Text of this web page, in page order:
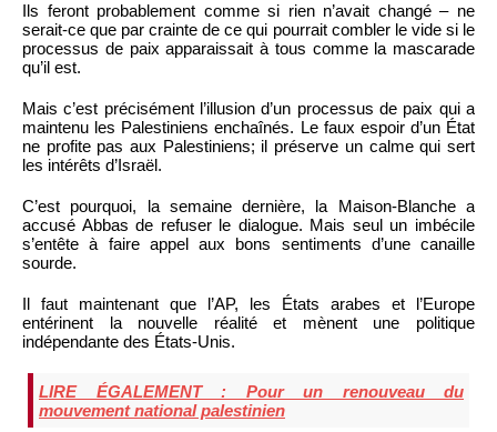
Ils feront probablement comme si rien n’avait changé – ne
serait-ce que par crainte de ce qui pourrait combler le vide si le
processus de paix apparaissait à tous comme la mascarade
qu’il est.
Mais c’est précisément l’illusion d’un processus de paix qui a
maintenu les Palestiniens enchaînés. Le faux espoir d’un État
ne profite pas aux Palestiniens; il préserve un calme qui sert
les intérêts d’Israël.
C’est pourquoi, la semaine dernière, la Maison-Blanche a
accusé Abbas de refuser le dialogue. Mais seul un imbécile
s’entête à faire appel aux bons sentiments d’une canaille
sourde.
Il faut maintenant que l’AP, les États arabes et l’Europe
entérinent la nouvelle réalité et mènent une politique
indépendante des États-Unis.
LIRE ÉGALEMENT : Pour un renouveau du
mouvement national palestinien